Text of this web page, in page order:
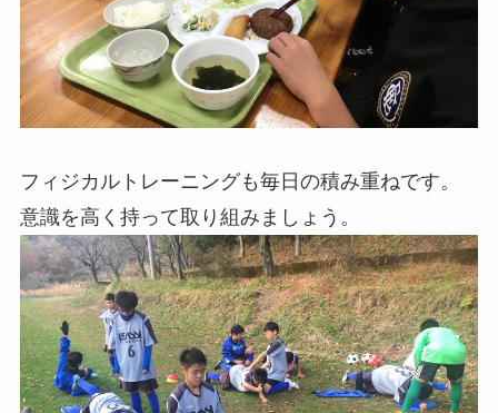
フィジカルトレーニングも毎日の積み重ねです。
意識を高く持って取り組みましょう。